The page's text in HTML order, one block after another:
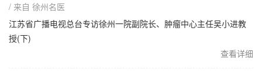
/ 来自 徐州名医
江苏省广播电视总台专访徐州一院副院长、肿瘤中心主任吴小进教
授(下)
查看详细